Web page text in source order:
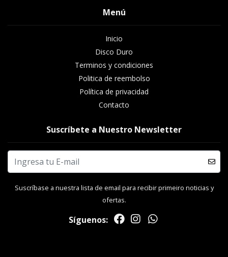
Menú
Inicio
Disco Duro
Terminos y condiciones
Politica de reembolso
Política de privacidad
Contacto
Suscríbete a Nuestro Newsletter
Suscríbase a nuestra lista de email para recibir primeiro noticias y
ofertas.
Síguenos: